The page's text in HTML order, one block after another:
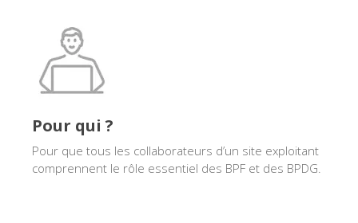
Pour qui ?
Pour que tous les collaborateurs d’un site exploitant
comprennent le rôle essentiel des BPF et des BPDG.